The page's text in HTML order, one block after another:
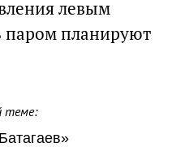
левым
паром планируют
теме: